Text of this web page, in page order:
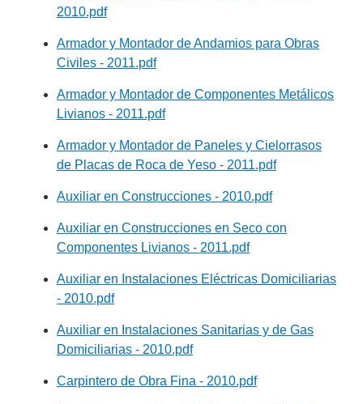
2010.pdf
Armador y Montador de Andamios para Obras
Civiles - 2011.pdf
Armador y Montador de Componentes Metálicos
Livianos - 2011.pdf
Armador y Montador de Paneles y Cielorrasos
de Placas de Roca de Yeso - 2011.pdf
Auxiliar en Construcciones - 2010.pdf
Auxiliar en Construcciones en Seco con
Componentes Livianos - 2011.pdf
Auxiliar en Instalaciones Eléctricas Domiciliarias
- 2010.pdf
Auxiliar en Instalaciones Sanitarias y de Gas
Domiciliarias - 2010.pdf
Carpintero de Obra Fina - 2010.pdf